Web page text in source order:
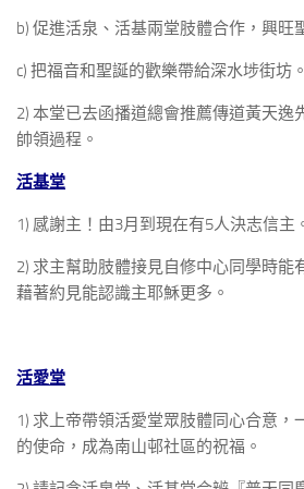
b) 促進活泉、活基兩堂肢體合作，興旺
c) 把福音和聖誕的歡樂帶給深水埗街坊。
2) 本堂已去函播道總會推薦傳道黃天逸
帥領過程。
活基堂
1) 感謝主！由3月到現在有5人決志信主
2) 求主幫助肢體接見自修中心同學時能
藉著約見能認識主耶穌更多。
活愛堂
1) 求上帝帶領活愛堂眾肢體同心合意，
的使命，成為南山邨社區的祝福。